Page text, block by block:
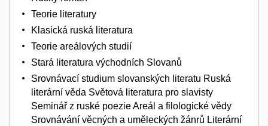
Teorie literatury
Klasická ruská literatura
Teorie areálových studií
Stará literatura východních Slovanů
Srovnávací studium slovanských literatu Ruská
literární věda Světová literatura pro slavisty
Seminář z ruské poezie Areál a filologické vědy
Srovnávání věcných a uměleckých žánrů Literární